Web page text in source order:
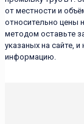
от местности и
относительно цены
методом оставьте
указаных на сайте,
информацию.